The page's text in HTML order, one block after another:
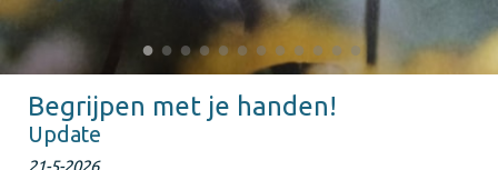
● ● ● ● ● ● ● ● ● ● ●
Begrijpen met je handen!
Update
21-5-2026